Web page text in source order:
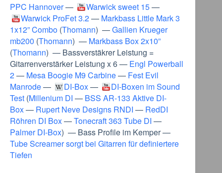
PPC Hannover— Warwick sweet 15—
Warwick ProFet 3.2— Markbass Little Mark 3
1x12” Combo (Thomann) —Gallien Krueger
mb200 (Thomann) — Markbass Box 2x10”
(Thomann) — Bassverstäkrer Leistung =
Gitarrenverstärker Leistung x 6— Engl Powerball
2— Mesa Boogie M9 Carbine— Fest Evil
Manrode— DI-Box—
DI-Boxen im Sound
Test (Millenium DI — BSS AR-133 Aktive DI-
Box— Rupert Neve Designs RNDI — RedDI
Röhren DI Box—Tonecraft 363 Tube DI —
Palmer DI-Box) — Bass Profile im Kemper—
Tube Screamer sorgt bei Gitarren für definiertere
Tiefen